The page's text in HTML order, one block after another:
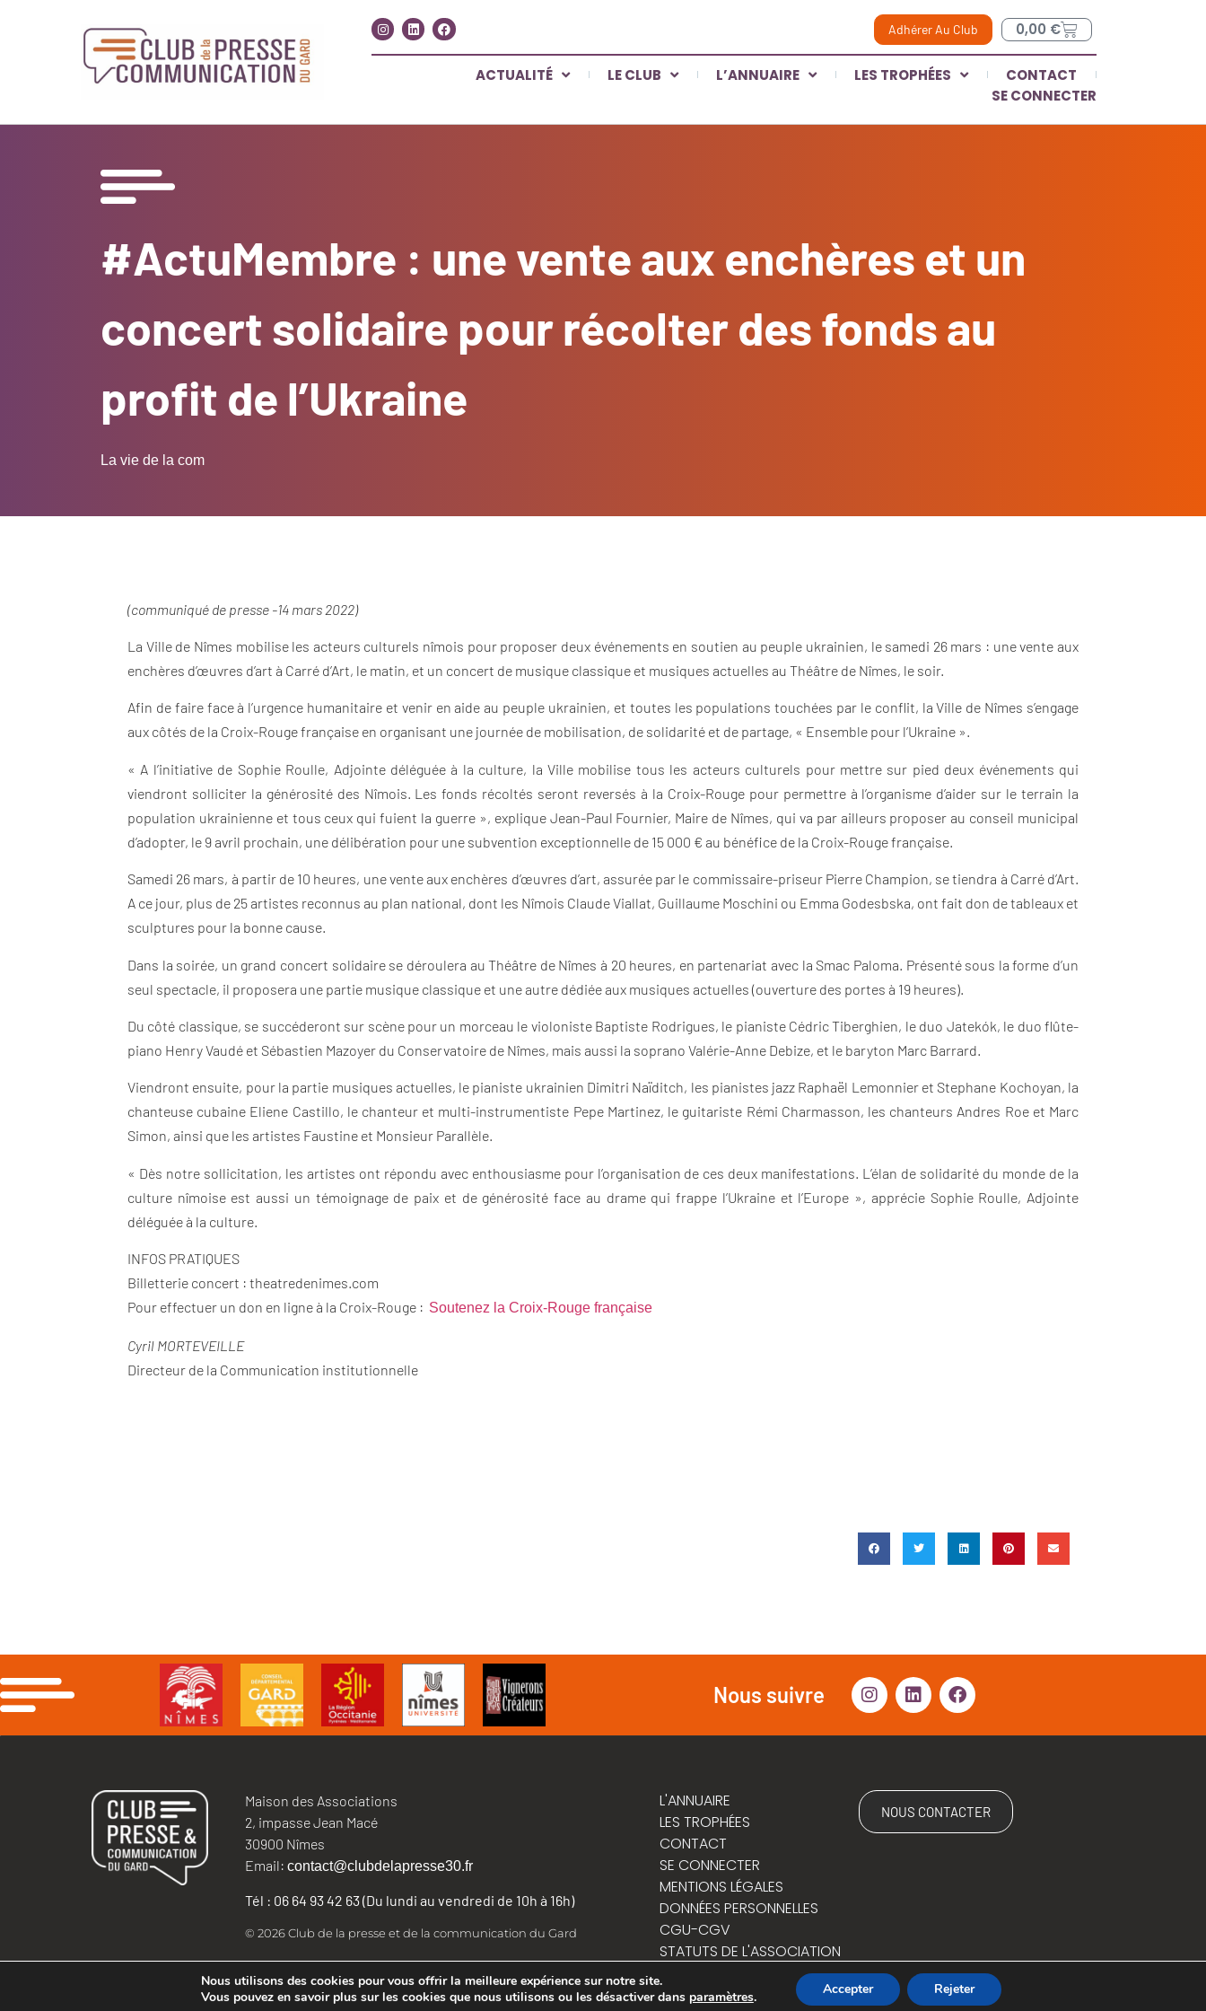
Adhérer Au Club 0,00 €
ACTUALITÉ LE CLUB L’ANNUAIRE LES TROPHÉES
CONTACT
SE CONNECTER
#ActuMembre : une vente aux enchères et un
concert solidaire pour récolter des fonds au
profit de l’Ukraine
La vie de la com
(communiqué de presse -14 mars 2022)
La Ville de Nîmes mobilise les acteurs culturels nîmois pour proposer deux événements en soutien au peuple ukrainien, le samedi 26 mars : une vente aux
enchères d’œuvres d’art à Carré d’Art, le matin, et un concert de musique classique et musiques actuelles au Théâtre de Nîmes, le soir.
Afin de faire face à l’urgence humanitaire et venir en aide au peuple ukrainien, et toutes les populations touchées par le conflit, la Ville de Nîmes s’engage
aux côtés de la Croix-Rouge française en organisant une journée de mobilisation, de solidarité et de partage, « Ensemble pour l’Ukraine ».
« A l’initiative de Sophie Roulle, Adjointe déléguée à la culture, la Ville mobilise tous les acteurs culturels pour mettre sur pied deux événements qui
viendront solliciter la générosité des Nîmois. Les fonds récoltés seront reversés à la Croix-Rouge pour permettre à l’organisme d’aider sur le terrain la
population ukrainienne et tous ceux qui fuient la guerre », explique Jean-Paul Fournier, Maire de Nîmes, qui va par ailleurs proposer au conseil municipal
d’adopter, le 9 avril prochain, une délibération pour une subvention exceptionnelle de 15 000 € au bénéfice de la Croix-Rouge française.
Samedi 26 mars, à partir de 10 heures, une vente aux enchères d’œuvres d’art, assurée par le commissaire-priseur Pierre Champion, se tiendra à Carré d’Art.
A ce jour, plus de 25 artistes reconnus au plan national, dont les Nîmois Claude Viallat, Guillaume Moschini ou Emma Godesbska, ont fait don de tableaux et
sculptures pour la bonne cause.
Dans la soirée, un grand concert solidaire se déroulera au Théâtre de Nîmes à 20 heures, en partenariat avec la Smac Paloma. Présenté sous la forme d’un
seul spectacle, il proposera une partie musique classique et une autre dédiée aux musiques actuelles (ouverture des portes à 19 heures).
Du côté classique, se succéderont sur scène pour un morceau le violoniste Baptiste Rodrigues, le pianiste Cédric Tiberghien, le duo Jatekók, le duo flûte-
piano Henry Vaudé et Sébastien Mazoyer du Conservatoire de Nîmes, mais aussi la soprano Valérie-Anne Debize, et le baryton Marc Barrard.
Viendront ensuite, pour la partie musiques actuelles, le pianiste ukrainien Dimitri Naïditch, les pianistes jazz Raphaël Lemonnier et Stephane Kochoyan, la
chanteuse cubaine Eliene Castillo, le chanteur et multi-instrumentiste Pepe Martinez, le guitariste Rémi Charmasson, les chanteurs Andres Roe et Marc
Simon, ainsi que les artistes Faustine et Monsieur Parallèle.
« Dès notre sollicitation, les artistes ont répondu avec enthousiasme pour l’organisation de ces deux manifestations. L’élan de solidarité du monde de la
culture nîmoise est aussi un témoignage de paix et de générosité face au drame qui frappe l’Ukraine et l’Europe », apprécie Sophie Roulle, Adjointe
déléguée à la culture.
INFOS PRATIQUES
Billetterie concert : theatredenimes.com
Pour effectuer un don en ligne à la Croix-Rouge : Soutenez la Croix-Rouge française
Cyril MORTEVEILLE
Directeur de la Communication institutionnelle
Nous suivre
Maison des Associations
2, impasse Jean Macé
30900 Nîmes
Email: contact@clubdelapresse30.fr
Tél : 06 64 93 42 63 (Du lundi au vendredi de 10h à 16h)
© 2026 Club de la presse et de la communication du Gard
L'ANNUAIRE
LES TROPHÉES
CONTACT
SE CONNECTER
MENTIONS LÉGALES
DONNÉES PERSONNELLES
CGU-CGV
STATUTS DE L'ASSOCIATION
NOUS CONTACTER
Nous utilisons des cookies pour vous offrir la meilleure expérience sur notre site.
Vous pouvez en savoir plus sur les cookies que nous utilisons ou les désactiver dans paramètres. Accepter Rejeter